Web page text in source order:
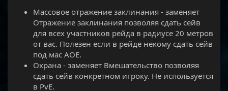
Массовое отражение заклинания - заменяет
Отражение заклинания позволяя сдать сейв
для всех участников рейда в радиусе 20 метров
от вас. Полезен если в рейде некому сдать сейв
под мас АОЕ.
Охрана - заменяет Вмешательство позволяя
сдать сейв конкретном игроку. Не используется
в PvE.